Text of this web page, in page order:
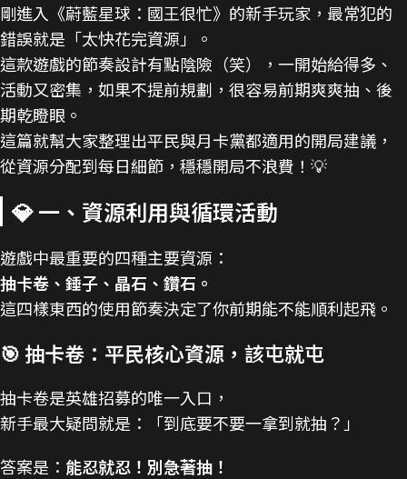
剛進入《蔚藍星球：國王很忙》的新手玩家，最常犯的
錯誤就是「太快花完資源」。
這款遊戲的節奏設計有點陰險（笑），一開始給得多、
活動又密集，如果不提前規劃，很容易前期爽爽抽、後
期乾瞪眼。
這篇就幫大家整理出平民與月卡黨都適用的開局建議，
從資源分配到每日細節，穩穩開局不浪費！💡
💎 一、資源利用與循環活動
遊戲中最重要的四種主要資源：
抽卡卷、錘子、晶石、鑽石。
這四樣東西的使用節奏決定了你前期能不能順利起飛。
🎯 抽卡卷：平民核心資源，該屯就屯
抽卡卷是英雄招募的唯一入口，
新手最大疑問就是：「到底要不要一拿到就抽？」
答案是： 能忍就忍！別急著抽！